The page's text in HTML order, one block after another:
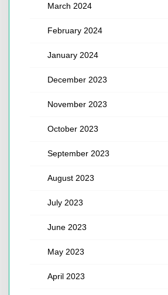
March 2024
February 2024
January 2024
December 2023
November 2023
October 2023
September 2023
August 2023
July 2023
June 2023
May 2023
April 2023